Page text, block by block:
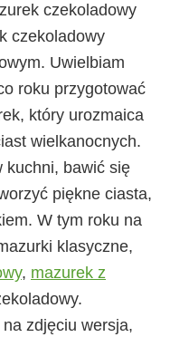
czekoladowy
czekoladowy
Uwielbiam
roku przygotować
który urozmaica
wielkanocnych.
kuchni, bawić się
piękne ciasta,
W tym roku na
klasyczne,
, mazurek z
zdjęciu wersja,